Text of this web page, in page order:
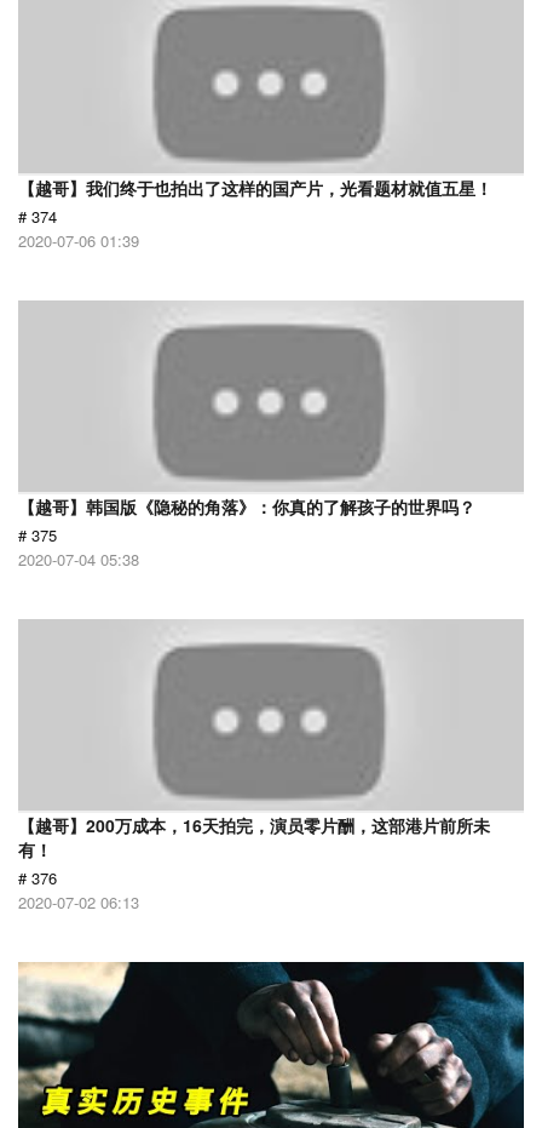
【越哥】我们终于也拍出了这样的国产片，光看题材就值五星！
# 374
2020-07-06 01:39
【越哥】韩国版《隐秘的角落》：你真的了解孩子的世界吗？
# 375
2020-07-04 05:38
【越哥】200万成本，16天拍完，演员零片酬，这部港片前所未
有！
# 376
2020-07-02 06:13